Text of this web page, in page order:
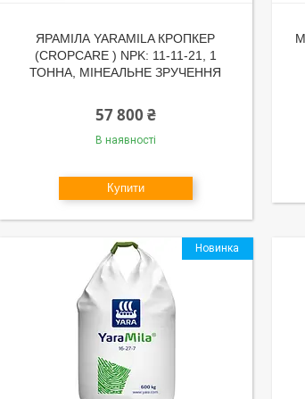
ЯРАМІЛА YARAMILA КРОПКЕР
(CROPCARE ) NPK: 11-11-21, 1
ТОННА, МІНЕАЛЬНЕ ЗРУЧЕННЯ
57 800 ₴
В наявності
Купити
Новинка